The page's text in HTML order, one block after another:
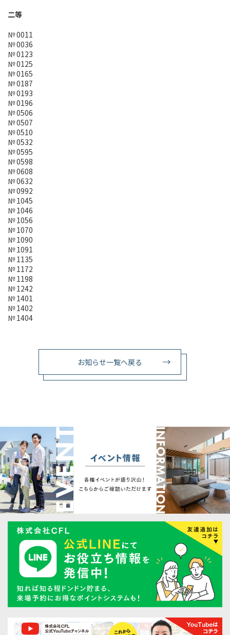
二等
№ 0011
№ 0036
№ 0123
№ 0125
№ 0165
№ 0187
№ 0193
№ 0196
№ 0506
№ 0507
№ 0510
№ 0532
№ 0595
№ 0598
№ 0608
№ 0632
№ 0992
№ 1045
№ 1046
№ 1056
№ 1070
№ 1090
№ 1091
№ 1135
№ 1172
№ 1198
№ 1242
№ 1401
№ 1402
№ 1404
お知らせ一覧へ戻る